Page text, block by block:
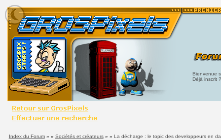
Bienvenue
Déjà inscrit
Index du Forum» » Sociétés et créateurs» » La décharge : le topic des developpeurs en